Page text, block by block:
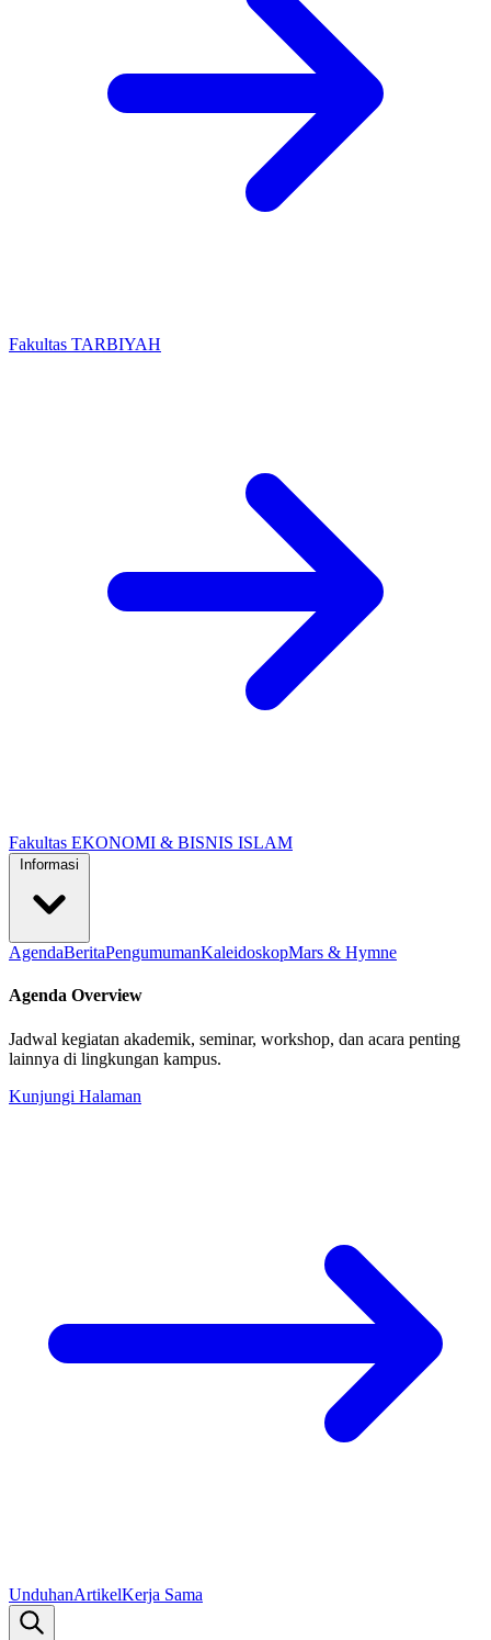
Fakultas TARBIYAH
Fakultas EKONOMI & BISNIS ISLAM
AgendaBeritaPengumumanKaleidoskopMars & Hymne
Agenda Overview
Jadwal kegiatan akademik, seminar, workshop, dan acara penting
lainnya di lingkungan kampus.
Kunjungi Halaman
UnduhanArtikelKerja Sama